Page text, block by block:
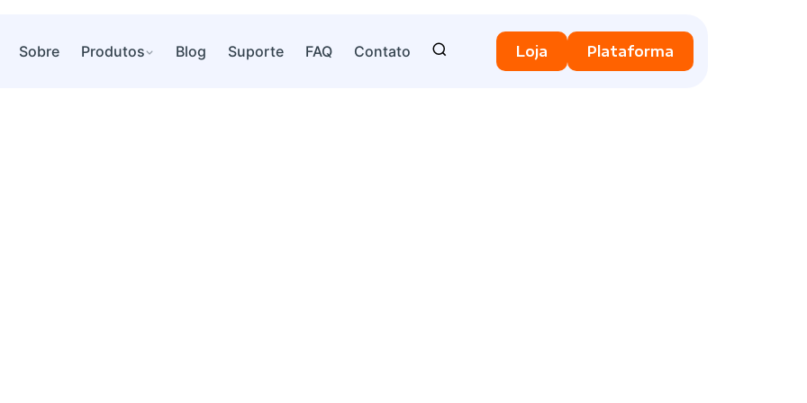
Sobre Produtos Blog Suporte FAQ Contato Loja Plataforma